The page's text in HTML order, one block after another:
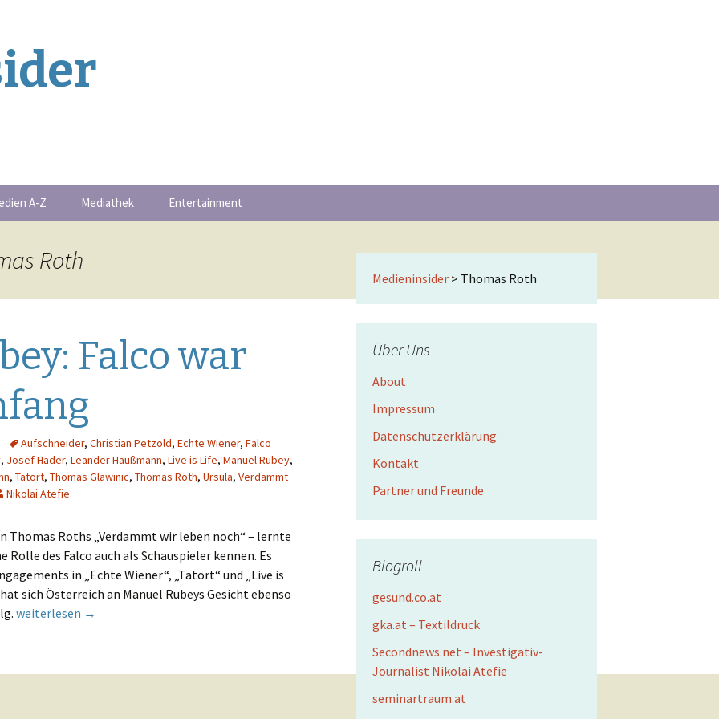
A-Z Mediathek Entertainment
Gametipps
Roth
Falco war
Aufschneider, Christian Petzold, Echte Wiener, Falco
, Josef Hader, Leander Haußmann, Live is Life, Manuel Rubey,
, Tatort, Thomas Glawinic, Thomas Roth, Ursula, Verdammt
Nikolai Atefie
Thomas Roths „Verdammt wir leben noch“ – lernte
Rolle des Falco auch als Schauspieler kennen. Es
in „Echte Wiener“, „Tatort“ und „Live is
sich Österreich an Manuel Rubeys Gesicht ebenso
Manuel Rubey: Falco war erst der Anfang
weiterlesen →
Medieninsider > Thomas Roth
Über Uns
About
Impressum
Datenschutzerklärung
Kontakt
Partner und Freunde
Blogroll
gesund.co.at
gka.at – Textildruck
Secondnews.net – Investigativ-
Journalist Nikolai Atefie
seminartraum.at